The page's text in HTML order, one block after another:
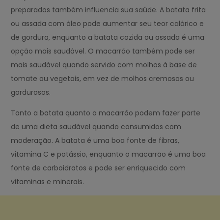
preparados também influencia sua saúde. A batata frita
ou assada com óleo pode aumentar seu teor calórico e
de gordura, enquanto a batata cozida ou assada é uma
opção mais saudável. O macarrão também pode ser
mais saudável quando servido com molhos à base de
tomate ou vegetais, em vez de molhos cremosos ou
gordurosos.
Tanto a batata quanto o macarrão podem fazer parte
de uma dieta saudável quando consumidos com
moderação. A batata é uma boa fonte de fibras,
vitamina C e potássio, enquanto o macarrão é uma boa
fonte de carboidratos e pode ser enriquecido com
vitaminas e minerais.